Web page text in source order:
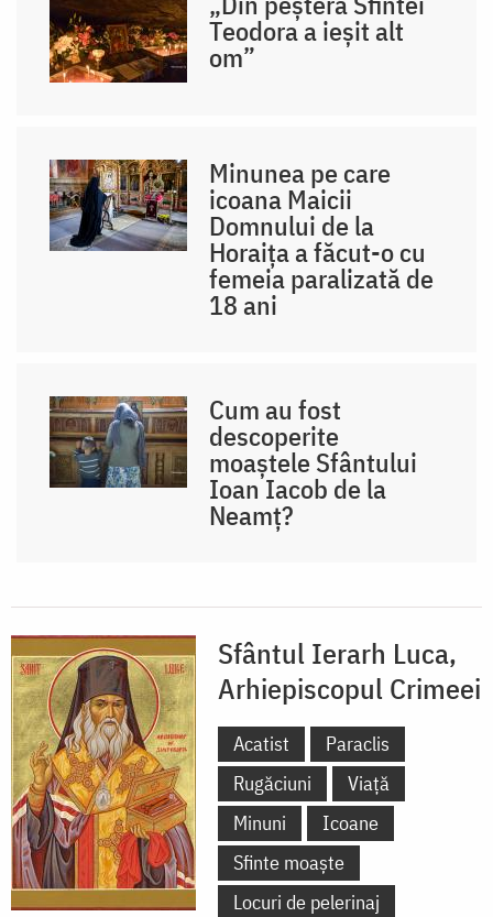
Teodora a ieșit alt
om”
Minunea pe care
icoana Maicii
Domnului de la
Horaița a făcut-o cu
femeia paralizată de
18 ani
Cum au fost
descoperite
moaștele Sfântului
Ioan Iacob de la
Neamț?
Sfântul Ierarh Luca,
Arhiepiscopul Crimeei
Acatist
Paraclis
Rugăciuni
Viață
Minuni
Icoane
Sfinte moaște
Locuri de pelerinaj